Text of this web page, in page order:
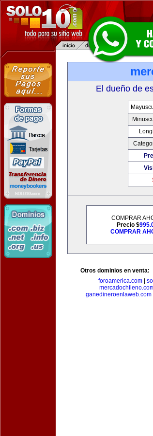
El dueño de
COMPRAR
Precio $
COMPRAR
Otros dominios en venta:
foroamerica.com
ganedineroenlaweb.com